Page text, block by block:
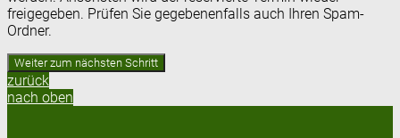
freigegeben. Prüfen Sie gegebenenfalls auch Ihren Spam-
Ordner.
zurück
nach oben